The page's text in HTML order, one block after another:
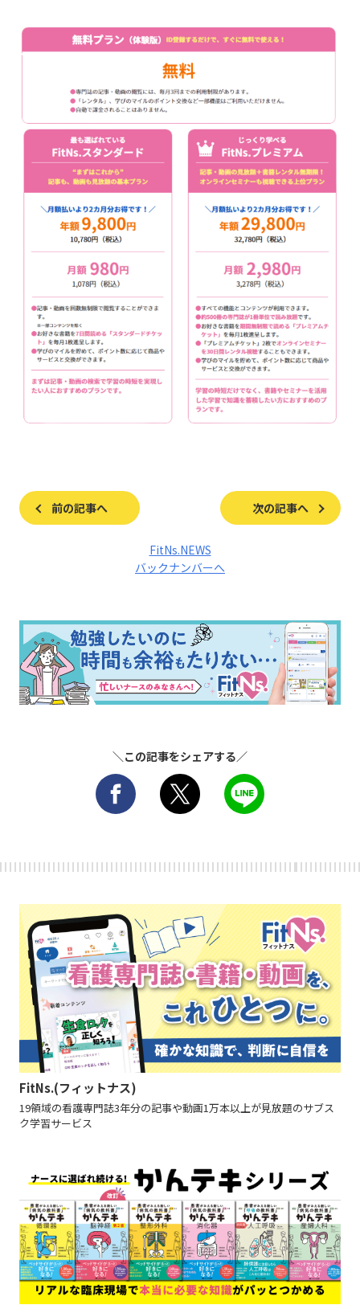
前の記事へ 次の記事へ
FitNs.NEWS
バックナンバーへ
＼この記事をシェアする／
FitNs.(フィットナス)
19領域の看護専門誌3年分の記事や動画1万本以上が見放題のサブス
ク学習サービス